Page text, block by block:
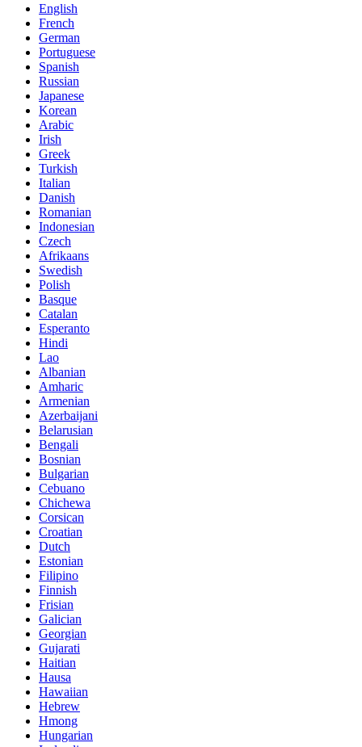
English
French
German
Portuguese
Spanish
Russian
Japanese
Korean
Arabic
Irish
Greek
Turkish
Italian
Danish
Romanian
Indonesian
Czech
Afrikaans
Swedish
Polish
Basque
Catalan
Esperanto
Hindi
Lao
Albanian
Amharic
Armenian
Azerbaijani
Belarusian
Bengali
Bosnian
Bulgarian
Cebuano
Chichewa
Corsican
Croatian
Dutch
Estonian
Filipino
Finnish
Frisian
Galician
Georgian
Gujarati
Haitian
Hausa
Hawaiian
Hebrew
Hmong
Hungarian